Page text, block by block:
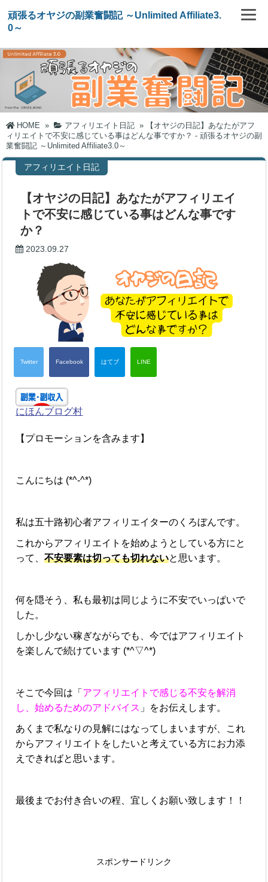
頑張るオヤジの副業奮闘記 ～Unlimited Affiliate3.
0～
HOME » アフィリエイト日記 »
【オヤジの日記】あなたがアフ
ィリエイトで不安に感じている事はどんな事ですか？ - 頑張るオヤジの副
業奮闘記 ～Unlimited Affiliate3.0～
アフィリエイト日記
【オヤジの日記】あなたがアフィリエイ
トで不安に感じている事はどんな事です
か？
2023.09.27
にほんブログ村
【プロモーションを含みます】
こんにちは (*^-^*)
私は五十路初心者アフィリエイターのくろぼんです。
これからアフィリエイトを始めようとしている方にと
って、不安要素は切っても切れないと思います。
何を隠そう、私も最初は同じように不安でいっぱいで
した。
しかし少ない稼ぎながらでも、今ではアフィリエイト
を楽しんで続けています (*^▽^*)
そこで今回は「 アフィリエイトで感じる不安を解消
し、始めるためのアドバイス 」をお伝えします。
あくまで私なりの見解にはなってしまいますが、これ
からアフィリエイトをしたいと考えている方にお力添
えできればと思います。
最後までお付き合いの程、宜しくお願い致します！！
スポンサードリンク